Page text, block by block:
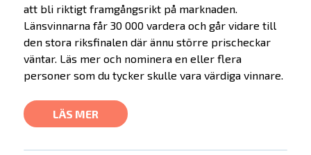
att bli riktigt framgångsrikt på marknaden.
Länsvinnarna får 30 000 vardera och går vidare till
den stora riksfinalen där ännu större prischeckar
väntar. Läs mer och nominera en eller flera
personer som du tycker skulle vara värdiga vinnare.
LÄS MER